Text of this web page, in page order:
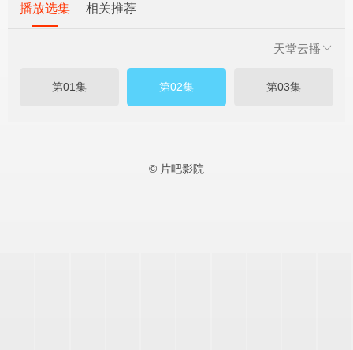
播放选集 相关推荐
天堂云播
第01集 第02集 第03集
© 片吧影院